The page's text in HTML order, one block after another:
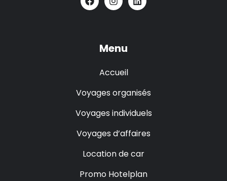
Menu
Accueil
Voyages organisés
Voyages individuels
Voyages d’affaires
Location de car
Promo Hotelplan